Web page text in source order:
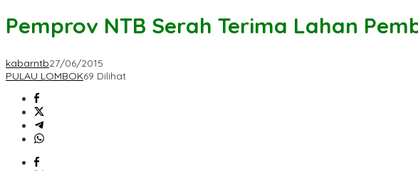
Pemprov NTB Serah Terima Lahan
kabarntb27/06/2015
PULAU LOMBOK69 Dilihat